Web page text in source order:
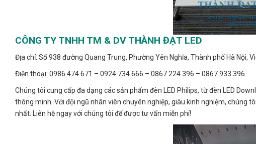
CÔNG TY TNHH TM & DV THÀNH ĐẠT LED
Địa chỉ: Số 938 đường Quang Trung, Phường Yên Nghĩa, Thành phố Hà Nội,
Điện thoại: 0986.474.671 – 0924.734.666 – 0867.224.396 – 0867.933.396
Chúng tôi cung cấp đa dạng các sản phẩm đèn LED Philips, từ đèn LED
thông minh. Với đội ngũ nhân viên chuyên nghiệp, giàu kinh nghiệm, chúng
nhất. Liên hệ ngay với chúng tôi để được tư vấn miễn phí!